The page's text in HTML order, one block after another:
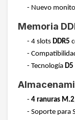
- Nuevo
Memoria
- 4 slots DDR5
-
- Tecnología D5
- 4 ranuras M.2
- Soporte para